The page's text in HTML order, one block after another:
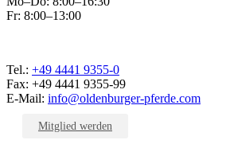
Fr: 8:00–13:00
Tel.: +49 4441 9355-0
Fax: +49 4441 9355-99
E-Mail: info@oldenburger-pferde.com
Mitglied werden